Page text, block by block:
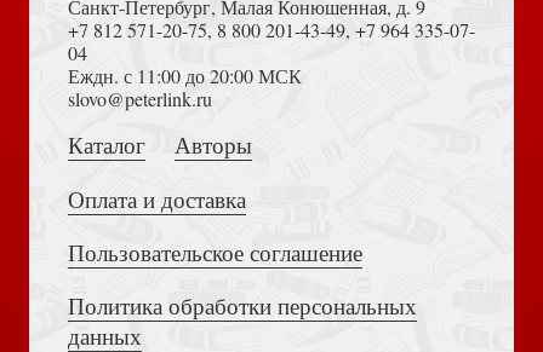
Жду новых встреч
Не ведаю большего чуда
И дана была встреча...
Детям о душе
Достоевский Ф.М. Сила и правда России (2024)
Толкование на Апокалипсис (Тихоний Африканский)
Санкт-Петербург, Малая Конюшенная, д. 9
+7 812 571-20-75, 8 800 201-43-49, +7 964 335-07-
04
Еждн. с 11:00 до 20:00 МСК
slovo@peterlink.ru
Каталог
Авторы
Оплата и доставка
Пользовательское соглашение
Политика обработки персональных
данных